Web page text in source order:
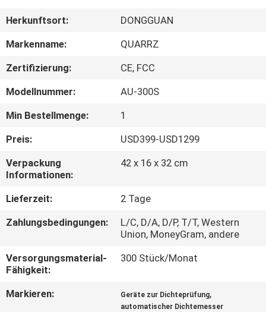
UNS
AUSFLUG
QUALITÄTSKONTROLLE
TRETEN
SIE
MIT
UNS
VERBINDUNG
FORDERN
Herkunftsort:
DONGGUAN
Markenname:
QUARRZ
Zertifizierung:
CE, FCC
Modellnummer:
AU-300S
Min Bestellmenge:
1
Preis:
USD399-USD1299
Verpackung
Informationen:
42 x 16 x 32 cm
Lieferzeit:
2 Tage
Zahlungsbedingungen:
L/C, D/A, D/P, T/T, Western
Union, MoneyGram, andere
Versorgungsmaterial-
Fähigkeit:
300 Stück/Monat
Markieren: Geräte zur Dichteprüfung,
automatischer Dichtemesser